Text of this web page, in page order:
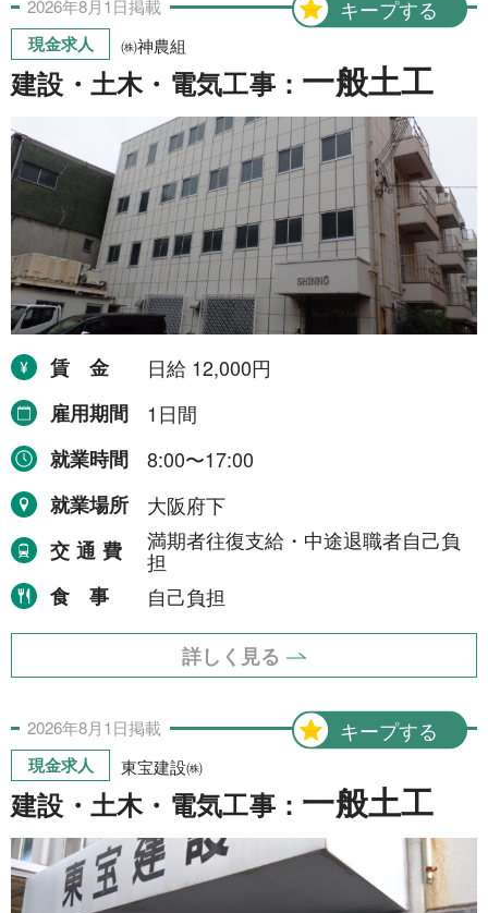
キープする
2026年8月1日掲載
現金求人 ㈱神農組
建設・土木・電気工事： 一般土工
賃金
日給 12,000円
雇用期間
1日間
就業時間
8:00〜17:00
就業場所
大阪府下
交通費
満期者往復支給・中途退職者自己負
担
食事
自己負担
詳しく見る
キープする
2026年8月1日掲載
現金求人 東宝建設㈱
建設・土木・電気工事： 一般土工